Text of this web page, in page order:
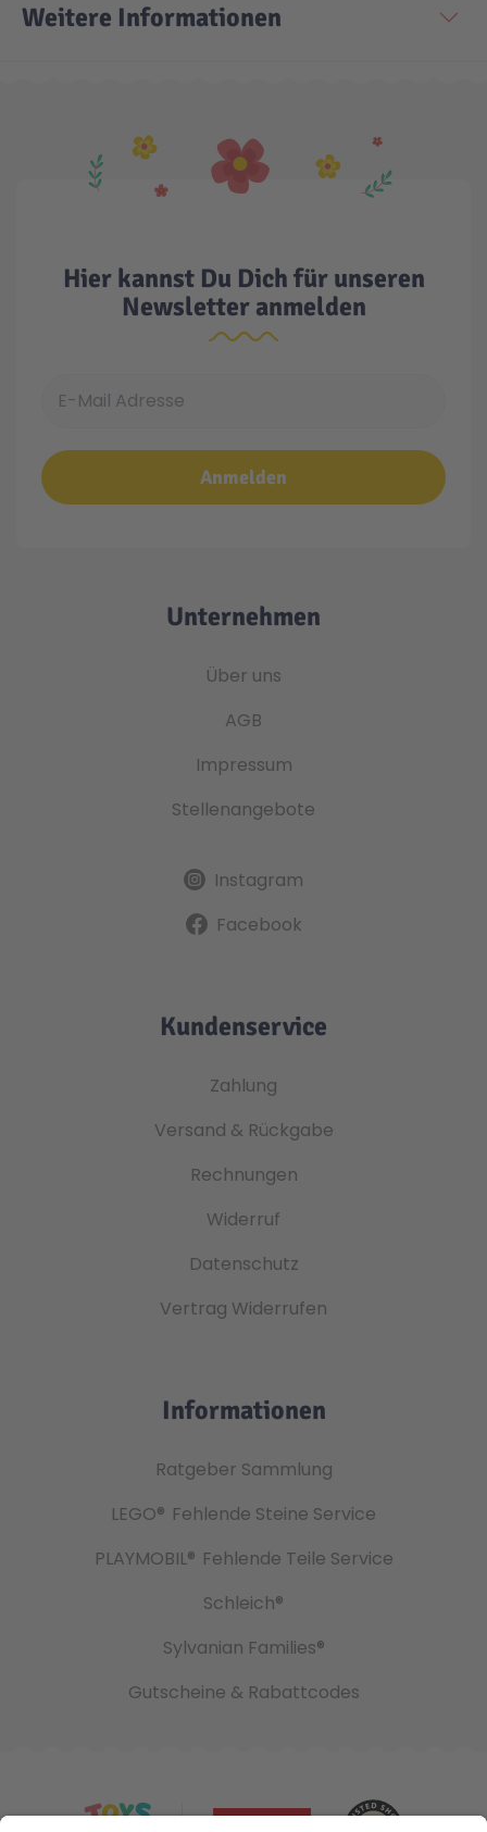
Weitere Informationen
Hier kannst Du Dich für unseren
Newsletter anmelden
Anmelden
Unternehmen
Über uns
AGB
Impressum
Stellenangebote
Instagram
Facebook
Kundenservice
Zahlung
Versand & Rückgabe
Rechnungen
Widerruf
Datenschutz
Vertrag Widerrufen
Informationen
Ratgeber Sammlung
LEGO® Fehlende Steine Service
PLAYMOBIL® Fehlende Teile Service
Schleich®
Sylvanian Families®
Gutscheine & Rabattcodes